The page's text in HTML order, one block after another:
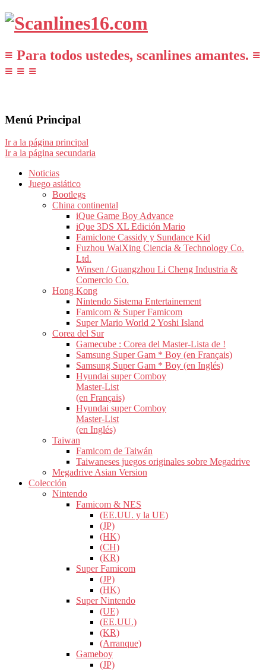
≡ Para todos ustedes, scanlines amantes. ≡
≡ ≡ ≡
Menú Principal
Ir a la página principal
Ir a la página secundaria
Noticias
Juego asiático
Bootlegs
China continental
iQue Game Boy Advance
iQue 3DS XL Edición Mario
Famiclone Cassidy y Sundance Kid
Fuzhou WaiXing Ciencia & Technology Co.
Ltd.
Winsen / Guangzhou Li Cheng Industria &
Comercio Co.
Hong Kong
Nintendo Sistema Entertainement
Famicom & Super Famicom
Super Mario World 2 Yoshi Island
Corea del Sur
Gamecube : Corea del Master-Lista de !
Samsung Super Gam * Boy (en Français)
Samsung Super Gam * Boy (en Inglés)
Hyundai super Comboy
Master-List
(en Français)
Hyundai super Comboy
Master-List
(en Inglés)
Taiwan
Famicom de Taiwán
Taiwaneses juegos originales sobre Megadrive
Megadrive Asian Version
Colección
Nintendo
Famicom & NES
(EE.UU. y la UE)
(JP)
(HK)
(CH)
(KR)
Super Famicom
(JP)
(HK)
Super Nintendo
(UE)
(EE.UU.)
(KR)
(Arranque)
Gameboy
(JP)